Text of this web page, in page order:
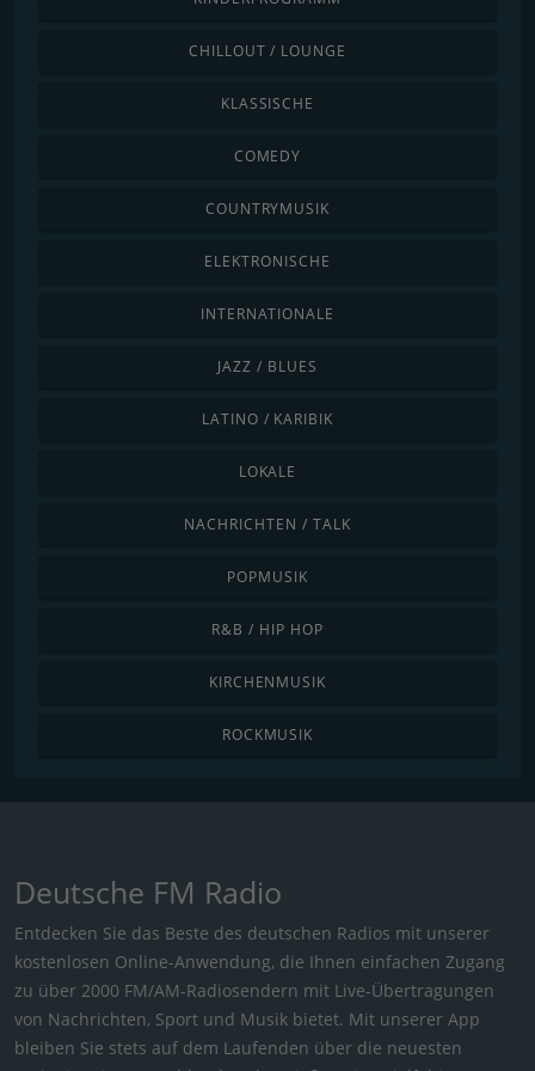
CHILLOUT / LOUNGE
KLASSISCHE
COMEDY
COUNTRYMUSIK
ELEKTRONISCHE
INTERNATIONALE
JAZZ / BLUES
LATINO / KARIBIK
LOKALE
NACHRICHTEN / TALK
POPMUSIK
R&B / HIP HOP
KIRCHENMUSIK
ROCKMUSIK
Deutsche FM Radio
Entdecken Sie das Beste des deutschen Radios mit unserer
kostenlosen Online-Anwendung, die Ihnen einfachen Zugang
zu über 2000 FM/AM-Radiosendern mit Live-Übertragungen
von Nachrichten, Sport und Musik bietet. Mit unserer App
bleiben Sie stets auf dem Laufenden über die neuesten